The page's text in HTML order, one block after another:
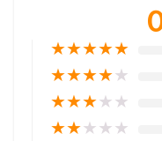
★★★★★
★★★★★
★★★★★
★★★★★